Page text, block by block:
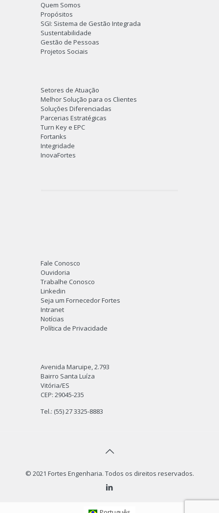
Quem Somos
Propósitos
SGI: Sistema de Gestão Integrada
Sustentabilidade
Gestão de Pessoas
Projetos Sociais
Setores de Atuação
Melhor Solução para os Clientes
Soluções Diferenciadas
Parcerias Estratégicas
Turn Key e EPC
Fortanks
Integridade
InovaFortes
Fale Conosco
Ouvidoria
Trabalhe Conosco
Linkedin
Seja um Fornecedor Fortes
Intranet
Notícias
Política de Privacidade
Avenida Maruipe, 2.793
Bairro Santa Luíza
Vitória/ES
CEP: 29045-235
Tel.: (55) 27 3325-8883
© 2021 Fortes Engenharia. Todos os direitos reservados.